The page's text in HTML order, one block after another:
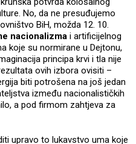
No, da ne presuđujemo
BiH, možda 12. 10.
nacionalizma i artificijelnog
koje su normirane u Dejtonu,
principa krvi i tla nije
ovih izbora ovisiti –
biti potrošena na još jedan
između nacionalističkih
a pod firmom zahtjeva za
upravo to lukavstvo uma koje